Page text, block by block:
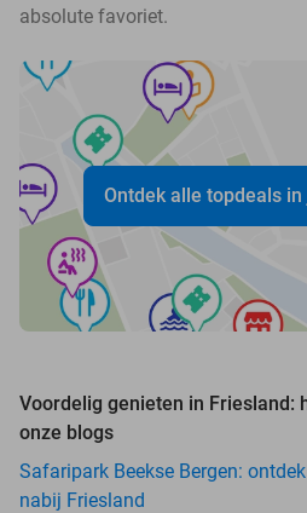
absolute favoriet.
Ontdek alle topdeals
Voordelig genieten in Friesland:
onze blogs
Safaripark Beekse Bergen:
nabij Friesland